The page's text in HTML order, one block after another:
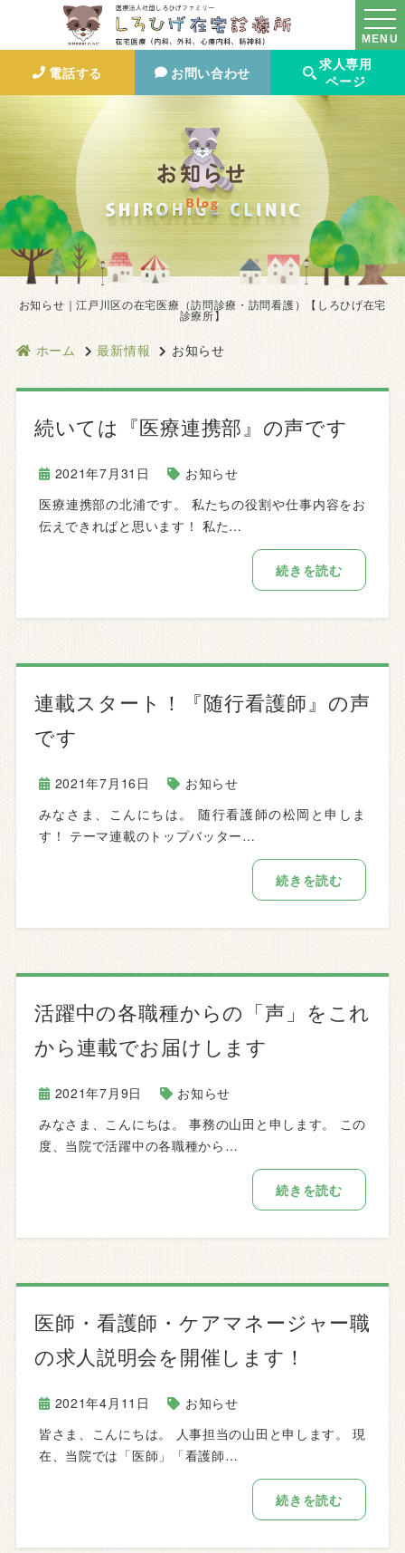
MENU
電話する お問い合わせ
求人専用
ページ
お知らせ
Blog
お知らせ｜江戸川区の在宅医療（訪問診療・訪問看護）【しろひげ在宅
診療所】
ホーム 最新情報 お知らせ
続いては『医療連携部』の声です
2021年7月31日
お知らせ
医療連携部の北浦です。 私たちの役割や仕事内容をお
伝えできればと思います！ 私た…
続きを読む
連載スタート！『随行看護師』の声
です
2021年7月16日
お知らせ
みなさま、こんにちは。 随行看護師の松岡と申しま
す！ テーマ連載のトップバッター…
続きを読む
活躍中の各職種からの「声」をこれ
から連載でお届けします
2021年7月9日
お知らせ
みなさま、こんにちは。 事務の山田と申します。 この
度、当院で活躍中の各職種から…
続きを読む
医師・看護師・ケアマネージャー職
の求人説明会を開催します！
2021年4月11日
お知らせ
皆さま、こんにちは。 人事担当の山田と申します。 現
在、当院では「医師」「看護師…
続きを読む